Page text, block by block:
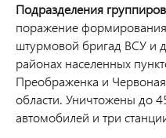
Подразделения
поражение
штурмовой бригад ВСУ и
районах населенных
Преображенка и
области. Уничтожены до
автомобилей и три